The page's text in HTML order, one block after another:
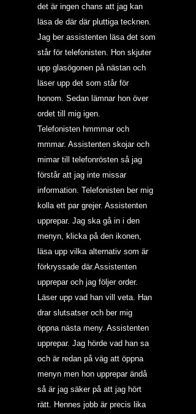
det är ingen chans att jag kan
läsa de där där pluttiga tecknen.
Jag ber assistenten läsa det som
står för telefonisten. Hon skjuter
upp glasögonen på nästan och
läser upp det som står för
honom. Sedan lämnar hon över
ordet till mig igen.
Telefonisten hmmmar och
mmmar. Assistenten skojar och
mimar till telefonrösten så jag
förstår att jag inte missar
information. Telefonisten ber mig
kolla ett par grejer. Assistenten
upprepar. Jag ska gå in i den
menyn, klicka på den ikonen,
läsa upp vilka alternativ som är
förkryssade där.Assistenten
upprepar och jag följer order.
Läser upp vad han vill veta. Han
drar slutsatser och ber mig
öppna nästa meny. Assistenten
upprepar. Jag hörde vad han sa
och är redan på väg att öppna
menyn men hon upprepar ändå
så är jag säker på att jag hört
rätt. Hennes jobb är precis lika